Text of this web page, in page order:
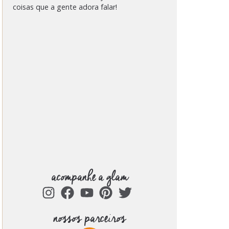
coisas que a gente adora falar!
acompanhe a glam
nossos parceiros